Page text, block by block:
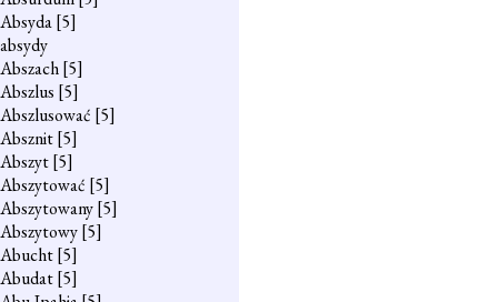
Absyda[5]
absydy
Abszach[5]
Abszlus [5]
Abszlusować [5]
Absznit[5]
Abszyt[5]
Abszytować [5]
Abszytowany[5]
Abszytowy[5]
Abucht[5]
Abudat[5]